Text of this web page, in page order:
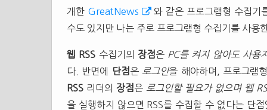
개한 GreatNews
와 같은 프로그램형 수집기
수도 있지만 나는 주로 프로그램형 수집기를 사용
웹 RSS 수집기의 장점은 PC를 켜지 않아도 사용
다. 반면에
단점은 로그인을 해야하며, 프로그램
RSS 리더의 장점은 로그인할 필요가 없으며 웹
을 실행하지 않으면 RSS를 수집할 수 없다는 단